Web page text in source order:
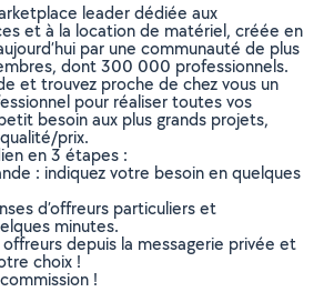
leader dédiée aux
et à la location de matériel, créée en
par une communauté de plus
dont 300 000 professionnels.
et trouvez proche de chez vous un
pour réaliser toutes vos
besoin aux plus grands projets,
prix.
en 3 étapes :
: indiquez votre besoin en quelques
d’offreurs particuliers et
minutes.
offreurs depuis la messagerie privée et
choix !
!